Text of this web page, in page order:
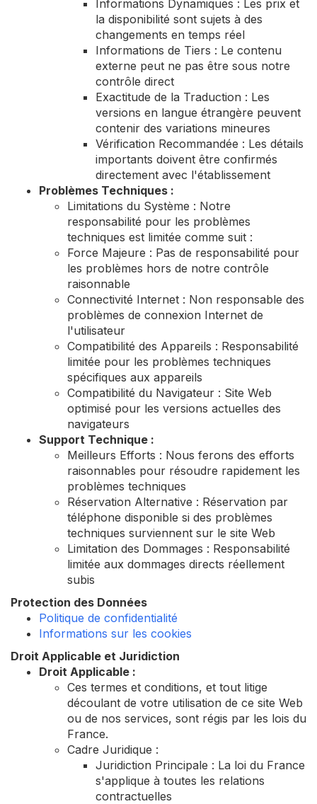
Informations Dynamiques : Les prix et
la disponibilité sont sujets à des
changements en temps réel
Informations de Tiers : Le contenu
externe peut ne pas être sous notre
contrôle direct
Exactitude de la Traduction : Les
versions en langue étrangère peuvent
contenir des variations mineures
Vérification Recommandée : Les détails
importants doivent être confirmés
directement avec l'établissement
Problèmes Techniques :
Limitations du Système : Notre
responsabilité pour les problèmes
techniques est limitée comme suit :
Force Majeure : Pas de responsabilité pour
les problèmes hors de notre contrôle
raisonnable
Connectivité Internet : Non responsable des
problèmes de connexion Internet de
l'utilisateur
Compatibilité des Appareils : Responsabilité
limitée pour les problèmes techniques
spécifiques aux appareils
Compatibilité du Navigateur : Site Web
optimisé pour les versions actuelles des
navigateurs
Support Technique :
Meilleurs Efforts : Nous ferons des efforts
raisonnables pour résoudre rapidement les
problèmes techniques
Réservation Alternative : Réservation par
téléphone disponible si des problèmes
techniques surviennent sur le site Web
Limitation des Dommages : Responsabilité
limitée aux dommages directs réellement
subis
Protection des Données
Politique de confidentialité
Informations sur les cookies
Droit Applicable et Juridiction
Droit Applicable :
Ces termes et conditions, et tout litige
découlant de votre utilisation de ce site Web
ou de nos services, sont régis par les lois du
France.
Cadre Juridique :
Juridiction Principale : La loi du France
s'applique à toutes les relations
contractuelles